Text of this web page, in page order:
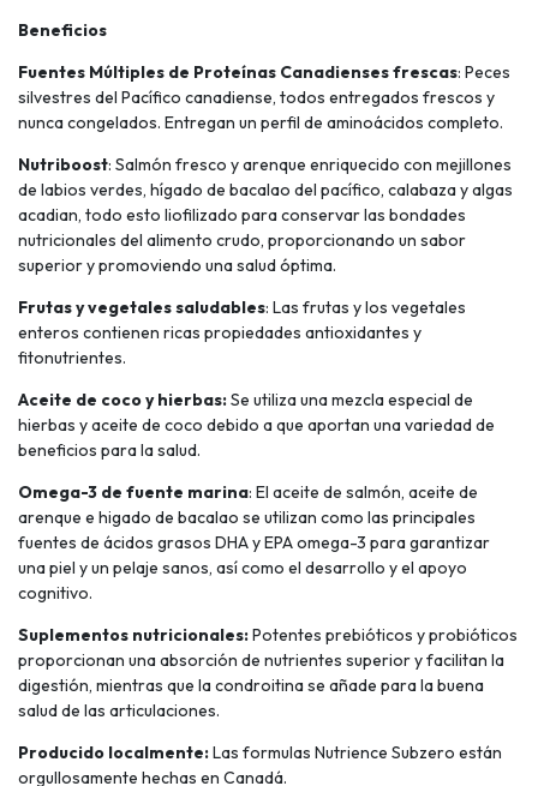
Beneficios
Fuentes Múltiples de Proteínas Canadienses frescas: Peces
silvestres del Pacífico canadiense, todos entregados frescos y
nunca congelados. Entregan un perfil de aminoácidos completo.
Nutriboost: Salmón fresco y arenque enriquecido con mejillones
de labios verdes, hígado de bacalao del pacífico, calabaza y algas
acadian, todo esto liofilizado para conservar las bondades
nutricionales del alimento crudo, proporcionando un sabor
superior y promoviendo una salud óptima.
Frutas y vegetales saludables: Las frutas y los vegetales
enteros contienen ricas propiedades antioxidantes y
fitonutrientes.
Aceite de coco y hierbas:Se utiliza una mezcla especial de
hierbas y aceite de coco debido a que aportan una variedad de
beneficios para la salud.
Omega-3 de fuente marina: El aceite de salmón, aceite de
arenque e higado de bacalao se utilizan como las principales
fuentes de ácidos grasos DHA y EPA omega-3 para garantizar
una piel y un pelaje sanos, así como el desarrollo y el apoyo
cognitivo.
Suplementos nutricionales:Potentes prebióticos y probióticos
proporcionan una absorción de nutrientes superior y facilitan la
digestión, mientras que la condroitina se añade para la buena
salud de las articulaciones.
Producido localmente:Las formulas Nutrience Subzero están
orgullosamente hechas en Canadá.